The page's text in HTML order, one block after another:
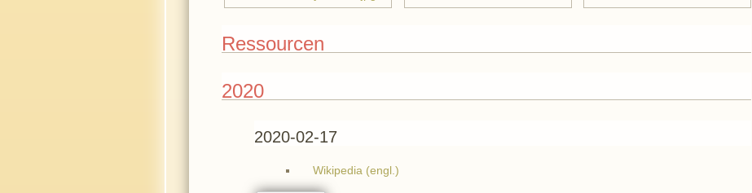
Ressourcen
2020
2020-02-17
Wikipedia (engl.)